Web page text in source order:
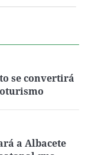
se convertirá
a Albacete